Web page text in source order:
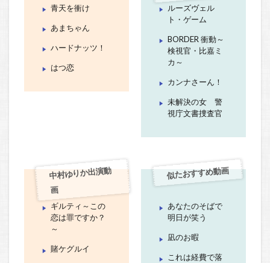
青天を衝け
あまちゃん
ハードナッツ！
はつ恋
ルーズヴェル
ト・ゲーム
BORDER 衝動～
検視官・比嘉ミ
カ～
カンナさーん！
未解決の女 警
視庁文書捜査官
中村ゆりか出演動
画
ギルティ～この
恋は罪ですか？
～
賭ケグルイ
似たおすすめ動画
あなたのそばで
明日が笑う
凪のお暇
これは経費で落